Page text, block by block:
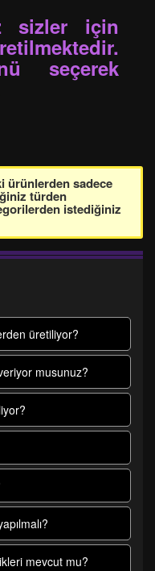
sizler için
seçerek
ürünlerden sadece
türden
istediğiniz
üretiliyor?
musunuz?
mevcut mu?